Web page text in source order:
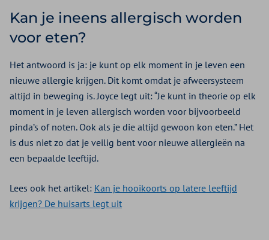
Kan je ineens allergisch worden
voor eten?
Het antwoord is ja: je kunt op elk moment in je leven een
nieuwe allergie krijgen. Dit komt omdat je afweersysteem
altijd in beweging is. Joyce legt uit: “Je kunt in theorie op elk
moment in je leven allergisch worden voor bijvoorbeeld
pinda’s of noten. Ook als je die altijd gewoon kon eten.” Het
is dus niet zo dat je veilig bent voor nieuwe allergieën na
een bepaalde leeftijd.
Lees ook het artikel: Kan je hooikoorts op latere leeftijd
krijgen? De huisarts legt uit